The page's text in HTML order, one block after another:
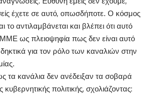
έχετε σε αυτό, οπωσδήποτε. Ο κόσμος
το αντιλαμβάνεται και βλέπει ότι αυτό
ως πλειοψηφία πως δεν είναι αυτό
για τον ρόλο των καναλιών στην
τα κανάλια δεν ανέδειξαν τα σοβαρά
πολιτικής, σχολιάζοντας: